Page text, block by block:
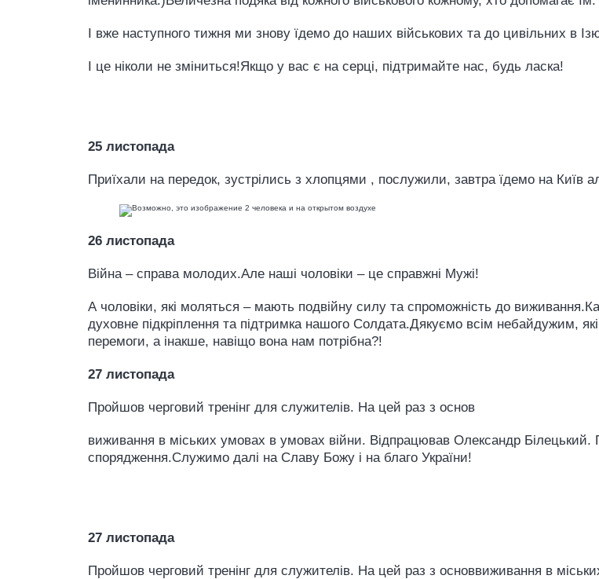
І вже наступного тижня ми знову їдемо до наших військових та до цивільних
І це ніколи не зміниться!Якщо у вас є на серці, підтримайте нас, будь ласка!
25 листопада
Приїхали на передок, зустрілись з хлопцями , послужили, завтра їдемо на Київ
26 листопада
Війна – справа молодих.Але наші чоловіки – це справжні Мужі!
А чоловіки, які моляться – мають подвійну силу та спроможність до
духовне підкріплення та підтримка нашого Солдата.Дякуємо всім небайдужим,
перемоги, а інакше, навіщо вона нам потрібна?!
27 листопада
Пройшов черговий тренінг для служителів. На цей раз з основ
виживання в міських умовах в умовах війни. Відпрацював Олександр Білецький.
спорядження.Служимо далі на Славу Божу і на благо України!
27 листопада
Пройшов черговий тренінг для служителів. На цей раз з основвиживання в